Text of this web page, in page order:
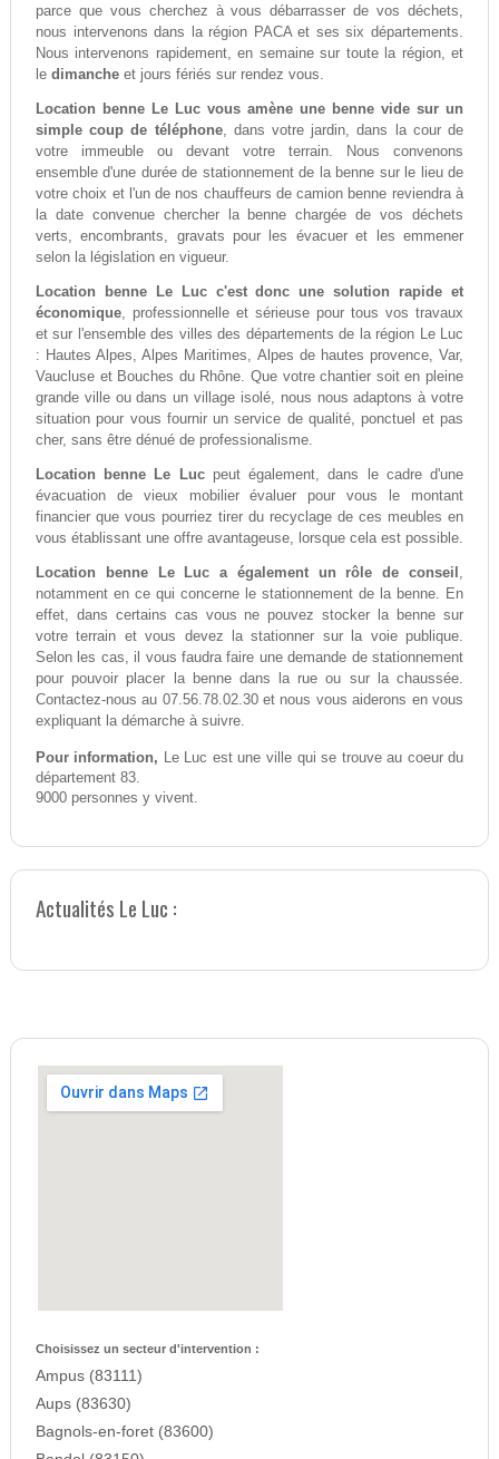
parce que vous cherchez à vous débarrasser de vos déchets,
nous intervenons dans la région PACA et ses six départements.
Nous intervenons rapidement, en semaine sur toute la région, et
le dimancheet jours fériés sur rendez vous.
Location benne Le Luc vous amène une benne vide sur un
simple coup de téléphone, dans votre jardin, dans la cour de
votre immeuble ou devant votre terrain. Nous convenons
ensemble d'une durée de stationnement de la benne sur le lieu de
votre choix et l'un de nos chauffeurs de camion benne reviendra à
la date convenue chercher la benne chargée de vos déchets
verts, encombrants, gravats pour les évacuer et les emmener
selon la législation en vigueur.
Location benne Le Luc c'est donc une solution rapide et
économique, professionnelle et sérieuse pour tous vos travaux
et sur l'ensemble des villes des départements de la région Le Luc
: Hautes Alpes, Alpes Maritimes, Alpes de hautes provence, Var,
Vaucluse et Bouches du Rhône. Que votre chantier soit en pleine
grande ville ou dans un village isolé, nous nous adaptons à votre
situation pour vous fournir un service de qualité, ponctuel et pas
cher, sans être dénué de professionalisme.
Location benne Le Lucpeut également, dans le cadre d'une
évacuation de vieux mobilier évaluer pour vous le montant
financier que vous pourriez tirer du recyclage de ces meubles en
vous établissant une offre avantageuse, lorsque cela est possible.
Location benne Le Luc a également un rôle de conseil ,
notamment en ce qui concerne le stationnement de la benne. En
effet, dans certains cas vous ne pouvez stocker la benne sur
votre terrain et vous devez la stationner sur la voie publique.
Selon les cas, il vous faudra faire une demande de stationnement
pour pouvoir placer la benne dans la rue ou sur la chaussée.
Contactez-nous au 07.56.78.02.30 et nous vous aiderons en vous
expliquant la démarche à suivre.
Pour information, Le Luc est une ville qui se trouve au coeur du
département 83.
9000 personnes y vivent.
Actualités Le Luc :
Choisissez un secteur d'intervention :
Ampus (83111)
Aups (83630)
Bagnols-en-foret (83600)